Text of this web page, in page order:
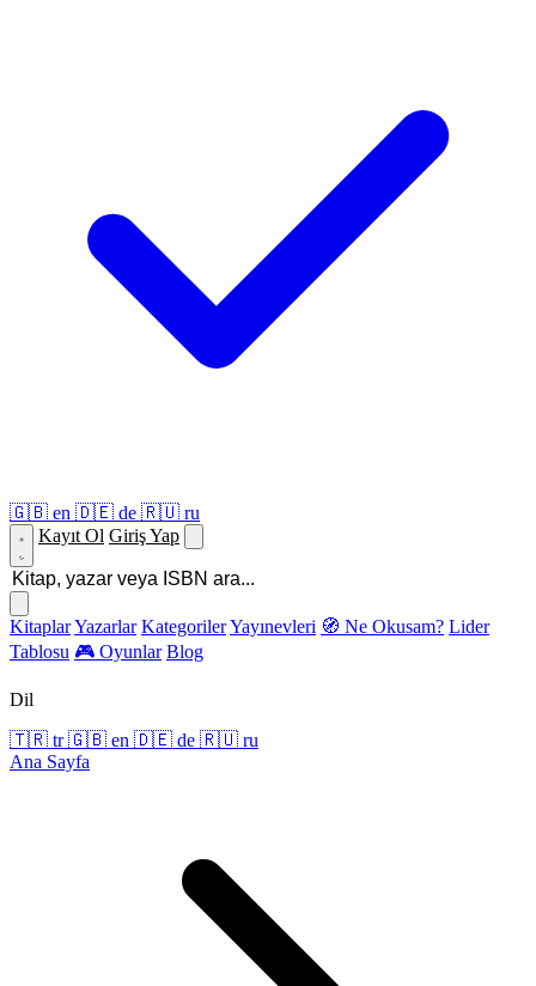
🇬🇧 en 🇩🇪 de 🇷🇺 ru
Kayıt Ol Giriş Yap
KitaplarYazarlar KategorilerYayınevleri 🧭 Ne Okusam? Lider
Tablosu 🎮 Oyunlar Blog
Dil
🇹🇷 tr 🇬🇧 en 🇩🇪 de 🇷🇺 ru
Ana Sayfa